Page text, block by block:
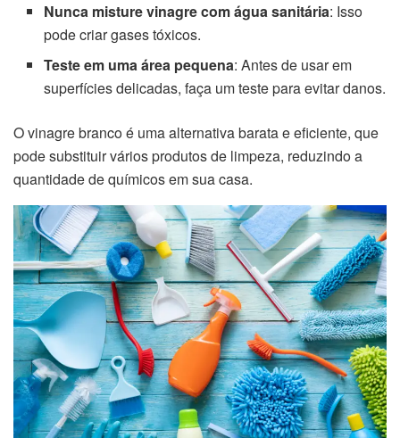
Nunca misture vinagre com água sanitária: Isso
pode criar gases tóxicos.
Teste em uma área pequena: Antes de usar em
superfícies delicadas, faça um teste para evitar danos.
O vinagre branco é uma alternativa barata e eficiente, que
pode substituir vários produtos de limpeza, reduzindo a
quantidade de químicos em sua casa.